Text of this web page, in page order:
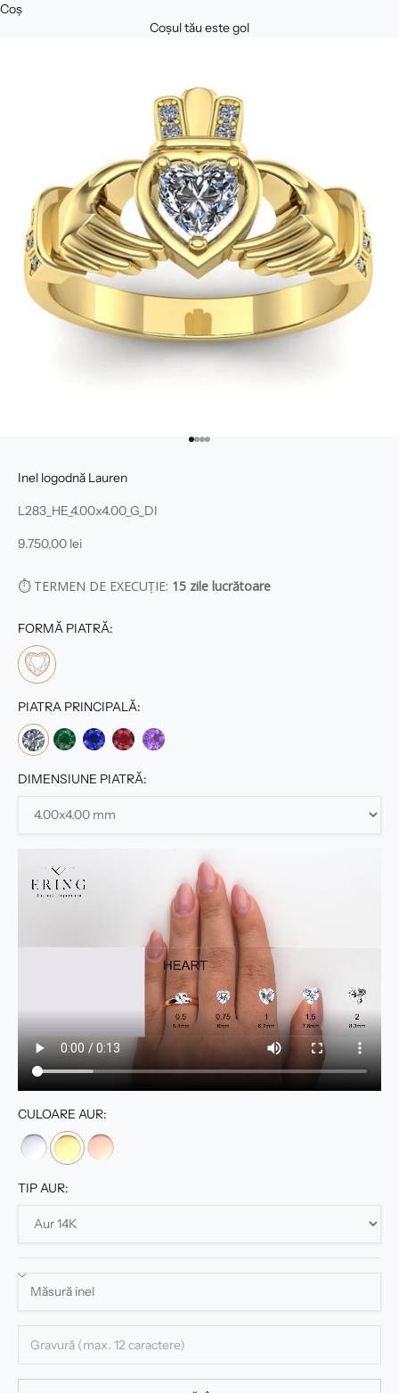
Coș
Coșul tău este gol
Mergi la articolul 1
Mergi la articolul 2
Mergi la articolul 3
Mergi la articolul 4
Inel logodnă Lauren
L283_HE_4.00x4.00_G_DI
Preț redus
9.750,00 lei
⏱ TERMEN DE EXECUȚIE: 15 zile lucrătoare
FORMĂ PIATRĂ:
PIATRA PRINCIPALĂ:
DIMENSIUNE PIATRĂ:
CULOARE AUR:
TIP AUR: